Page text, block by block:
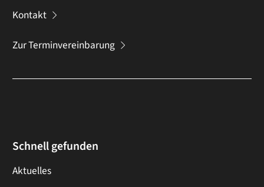
Kontakt
Zur Terminvereinbarung
Schnell gefunden
Aktuelles